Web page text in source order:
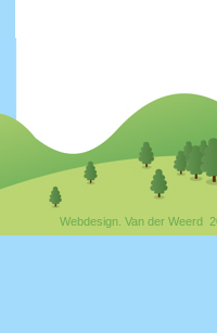
Webdesign. Van der Weerd